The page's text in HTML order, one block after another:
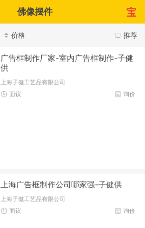
佛像摆件
推荐
价格
广告框制作厂家-室内广告框制作-子健
供
上海子健工艺品有限公司
询价
面议
上海广告框制作公司哪家强-子健供
上海子健工艺品有限公司
询价
面议